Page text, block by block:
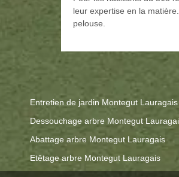
leur expertise en la
pelouse.
Entretien de jardin Montegut Lauragais
Dessouchage arbre Montegut
Abattage arbre Montegut Lauragais
Etêtage arbre Montegut Lauragais